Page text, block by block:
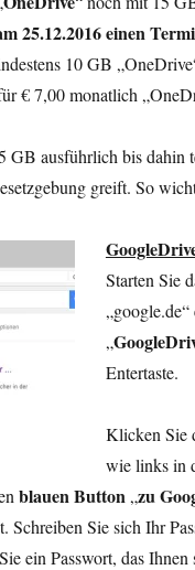
25.12.2016 einen
10 GB
€ 7,00 monatlich
ausführlich bis dahin
greift. So
Starten Sie
„
Entertaste.
Klicken Sie
wie links in
blauen Button „zu
Schreiben Sie sich Ihr
ein Passwort, das